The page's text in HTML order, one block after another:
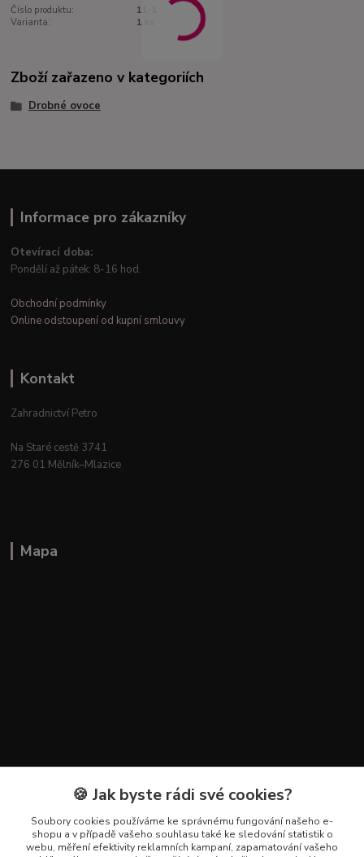
Číslo produktu:
11-1
Varianta:
1 ks
Zboží zařazeno v kategoriích
Drobné ovoce
Informace pro zákazníky
Otevírací doba:
Pondělí až pátek: 8-16 hod.
Obchodní podmínky
Online odstoupení od kupní smlouvy
Kontakt
Zahradnictví Petro
Na Staré cestě 3741
276 01 Mělník–Mlazice
Mapa
Kontakty
+420 602 223 614
🍪 Jak byste rádi své cookies?
Soubory cookies používáme ke správnému fungování našeho e-
shopu a v případě vašeho souhlasu také ke sledování statistik o
webu, měření efektivity reklamních kampaní, zapamatování vašeho